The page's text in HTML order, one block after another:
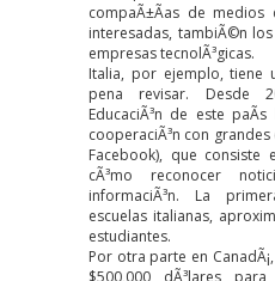
compaÃ±Ã­as de medios
interesadas, tambiÃ©n
empresas tecnolÃ³gicas.
Italia, por ejemplo, tiene
pena revisar. Desde
EducaciÃ³n de este
cooperaciÃ³n con
Facebook), que consiste
cÃ³mo reconocer
informaciÃ³n. La
escuelas italianas,
estudiantes.
Por otra parte en
$500,000 dÃ³lares